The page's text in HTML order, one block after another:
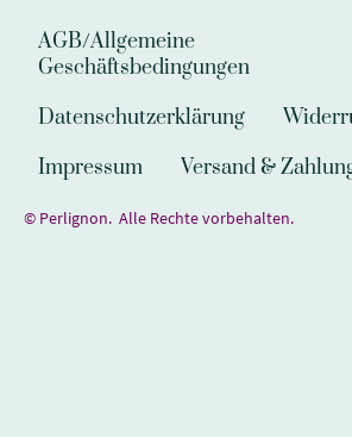
AGB/Allgemeine
Geschäftsbedingungen
Datenschutzerklärung
Impressum
Versand &
© Perlignon. Alle Rechte vorbehalten.